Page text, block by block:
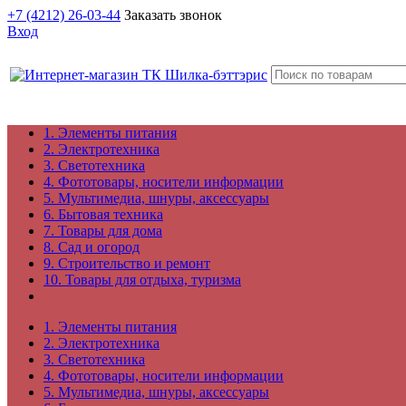
+7 (4212) 26-03-44 Заказать звонок
Вход
1. Элементы питания
2. Электротехника
3. Светотехника
4. Фототовары, носители информации
5. Мультимедиа, шнуры, аксессуары
6. Бытовая техника
7. Товары для дома
8. Сад и огород
9. Строительство и ремонт
10. Товары для отдыха, туризма
1. Элементы питания
2. Электротехника
3. Светотехника
4. Фототовары, носители информации
5. Мультимедиа, шнуры, аксессуары